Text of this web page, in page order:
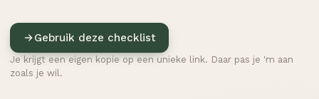
Gebruik deze checklist
Je krijgt een eigen kopie op een unieke link. Daar pas je 'm aan
zoals je wil.